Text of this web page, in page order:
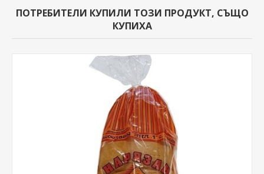
ПОТРЕБИТЕЛИ КУПИЛИ ТОЗИ ПРОДУКТ, СЪЩО
КУПИХА